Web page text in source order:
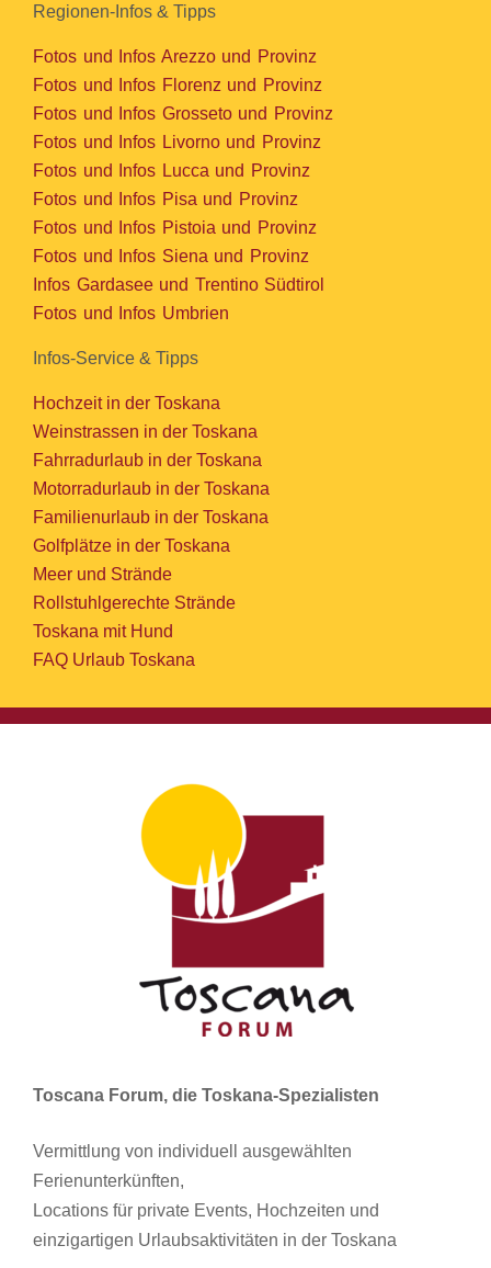
Regionen-Infos & Tipps
Fotos und Infos Arezzo und Provinz
Fotos und Infos Florenz und Provinz
Fotos und Infos Grosseto und Provinz
Fotos und Infos Livorno und Provinz
Fotos und Infos Lucca und Provinz
Fotos und Infos Pisa und Provinz
Fotos und Infos Pistoia und Provinz
Fotos und Infos Siena und Provinz
Infos Gardasee und Trentino Südtirol
Fotos und Infos Umbrien
Infos-Service & Tipps
Hochzeit in der Toskana
Weinstrassen in der Toskana
Fahrradurlaub in der Toskana
Motorradurlaub in der Toskana
Familienurlaub in der Toskana
Golfplätze in der Toskana
Meer und Strände
Rollstuhlgerechte Strände
Toskana mit Hund
FAQ Urlaub Toskana
Toscana Forum, die Toskana-Spezialisten
Vermittlung von individuell ausgewählten
Ferienunterkünften,
Locations für private Events, Hochzeiten und
einzigartigen Urlaubsaktivitäten in der Toskana